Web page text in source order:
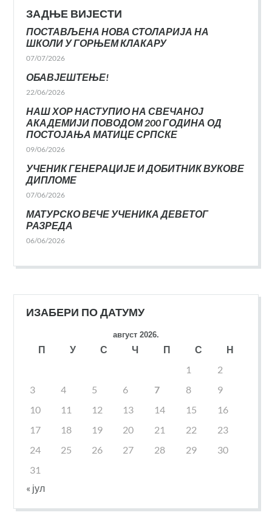
ЗАДЊЕ ВИЈЕСТИ
ПОСТАВЉЕНА НОВА СТОЛАРИЈА НА
ШКОЛИ У ГОРЊЕМ КЛАКАРУ
07/07/2026
ОБАВЈЕШТЕЊЕ!
22/06/2026
НАШ ХОР НАСТУПИО НА СВЕЧАНОЈ
АКАДЕМИЈИ ПОВОДОМ 200 ГОДИНА ОД
ПОСТОЈАЊА МАТИЦЕ СРПСКЕ
09/06/2026
УЧЕНИК ГЕНЕРАЦИЈЕ И ДОБИТНИК ВУКОВЕ
ДИПЛОМЕ
07/06/2026
МАТУРСКО ВЕЧЕ УЧЕНИКА ДЕВЕТОГ
РАЗРЕДА
06/06/2026
ИЗАБЕРИ ПО ДАТУМУ
август 2026.
П У С Ч П С
Н
1
2
3
4 5 6 7 8
9
10
11 12 13 14 15
16
17
18 19 20 21 22
23
24
25 26 27 28 29
30
31
« јул